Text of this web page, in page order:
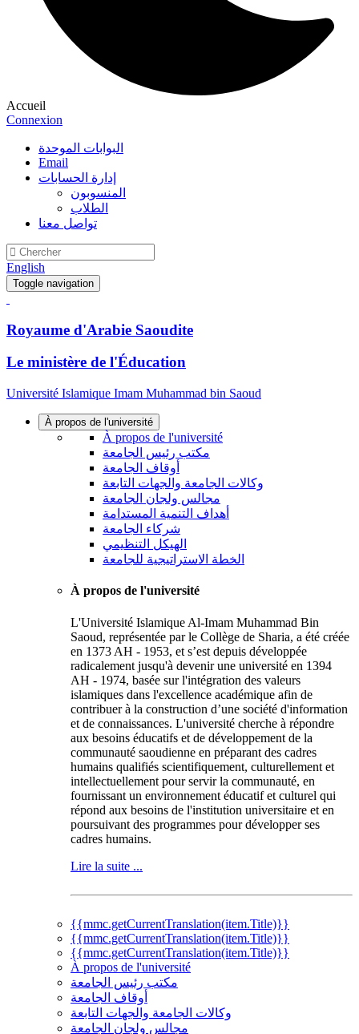
Accueil
Connexion
البوابات الموحدة
Email
إدارة الحسابات
المنسوبون
الطلاب
تواصل معنا
English
Toggle navigation
Royaume d'Arabie Saoudite
Le ministère de l'Éducation
Université Islamique Imam Muhammad bin Saoud
À propos de l'université
À propos de l'université
مكتب رئيس الجامعة
أوقاف الجامعة
وكالات الجامعة والجهات التابعة
مجالس ولجان الجامعة
أهداف التنمية المستدامة
شركاء الجامعة
الهيكل التنظيمي
الخطة الاستراتيجية للجامعة
À propos de l'université
L'Université Islamique Al-Imam Muhammad Bin
Saoud, représentée par le Collège de Sharia, a été créée
en 1373 AH - 1953, et s’est depuis développée
radicalement jusqu'à devenir une université en 1394
AH - 1974, basée sur l'intégration des valeurs
islamiques dans l'excellence académique afin de
contribuer à la construction d’une société d'information
et de connaissances. L'université cherche à répondre
aux besoins éducatifs et de développement de la
communauté saoudienne en préparant des cadres
humains qualifiés scientifiquement, culturellement et
intellectuellement pour servir la communauté, en
fournissant un environnement éducatif et culturel qui
répond aux besoins de l'institution universitaire et en
poursuivant des programmes pour développer ses
cadres humains.
Lire la suite ...
{{mmc.getCurrentTranslation(item.Title)}}
{{mmc.getCurrentTranslation(item.Title)}}
{{mmc.getCurrentTranslation(item.Title)}}
À propos de l'université
مكتب رئيس الجامعة
أوقاف الجامعة
وكالات الجامعة والجهات التابعة
مجالس ولجان الجامعة